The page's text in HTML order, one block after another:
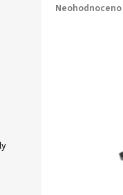
Průměrné
Neohodnoceno